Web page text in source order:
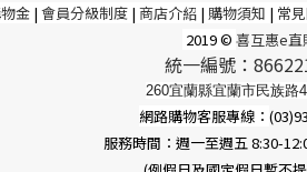
金 | 會員分級制度 | 商店介紹 | 購物須知 | 常
2019 © 喜互惠e直
統一編號：
260宜蘭縣宜蘭市民族路
網路購物客服專線：
服務時間：週一至週五 8:30-